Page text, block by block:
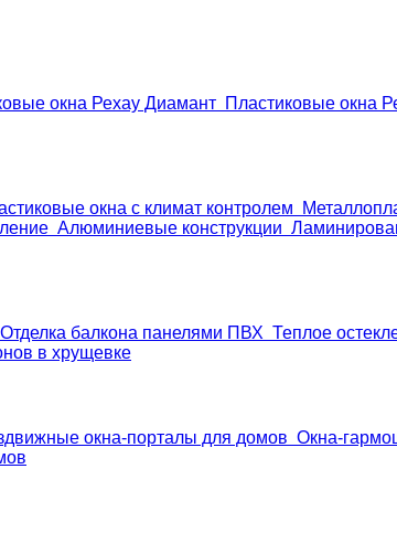
окна Рехау Диамант Пластиковые окна
окна с климат контролем
Алюминиевые конструкции
Отделка балкона панелями ПВХ Теплое
в хрущевке
окна-порталы для домов Окна-